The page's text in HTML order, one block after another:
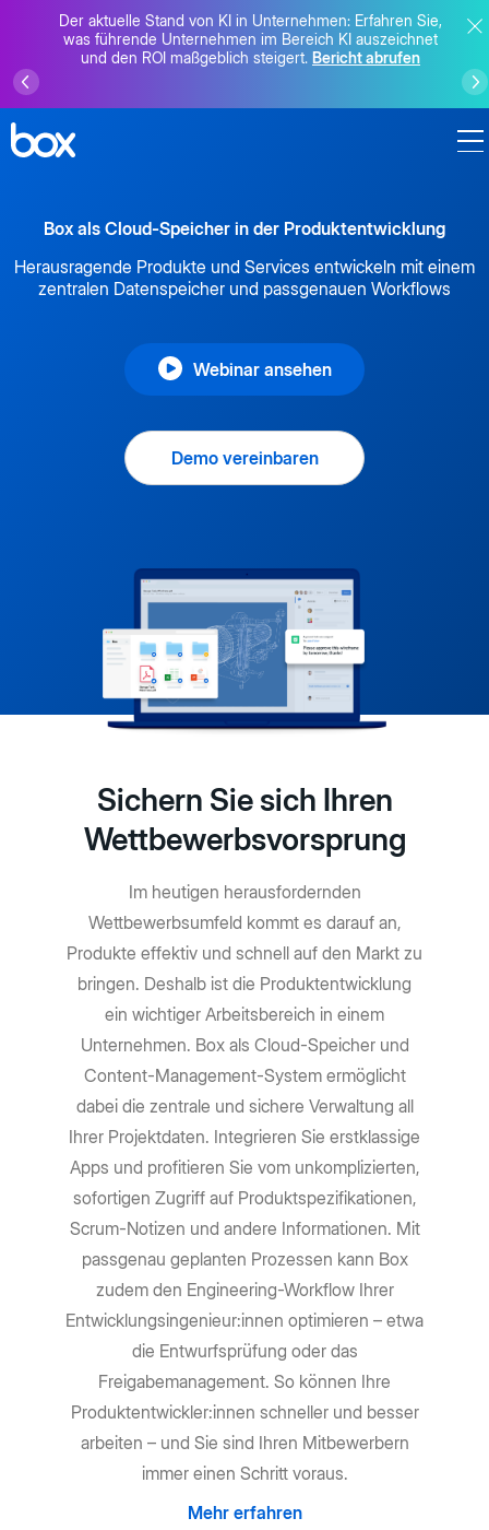
Der aktuelle Stand von KI in Unternehmen: Erfahren Sie,
was führende Unternehmen im Bereich KI auszeichnet
und den ROI maßgeblich steigert. Bericht abrufen
Box als Cloud-Speicher in der Produktentwicklung
Herausragende Produkte und Services entwickeln mit einem
zentralen Datenspeicher und passgenauen Workflows
Webinar ansehen
Demo vereinbaren
Sichern Sie sich Ihren
Wettbewerbsvorsprung
Im heutigen herausfordernden
Wettbewerbsumfeld kommt es darauf an,
Produkte effektiv und schnell auf den Markt zu
bringen. Deshalb ist die Produktentwicklung
ein wichtiger Arbeitsbereich in einem
Unternehmen. Box als Cloud-Speicher und
Content-Management-System ermöglicht
dabei die zentrale und sichere Verwaltung all
Ihrer Projektdaten. Integrieren Sie erstklassige
Apps und profitieren Sie vom unkomplizierten,
sofortigen Zugriff auf Produktspezifikationen,
Scrum-Notizen und andere Informationen. Mit
passgenau geplanten Prozessen kann Box
zudem den Engineering-Workflow Ihrer
Entwicklungsingenieur:innen optimieren – etwa
die Entwurfsprüfung oder das
Freigabemanagement. So können Ihre
Produktentwickler:innen schneller und besser
arbeiten – und Sie sind Ihren Mitbewerbern
immer einen Schritt voraus.
Mehr erfahren